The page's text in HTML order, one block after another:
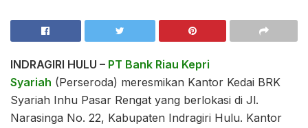
INDRAGIRI HULU – PT Bank Riau Kepri
Syariah (Perseroda) meresmikan Kantor Kedai BRK
Syariah Inhu Pasar Rengat yang berlokasi di Jl.
Narasinga No. 22, Kabupaten Indragiri Hulu. Kantor